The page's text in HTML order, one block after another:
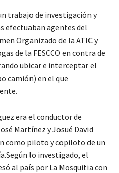
trabajo de investigación y
efectuaban agentes del
Organizado de la ATIC y
de la FESCCO en contra de
ubicar e interceptar el
camión) en el que
era el conductor de
Martínez y Josué David
como piloto y copiloto de un
lo investigado, el
al país por La Mosquitia con